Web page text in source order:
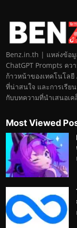
Benz.in.th | แหล่งข้อมู
ChatGPT Prompts ค
ก้าวหน้าของเทคโนโล
ที่น่าสนใจ และการเรีย
กับบทความที่นำเสนอเ
Most Viewed